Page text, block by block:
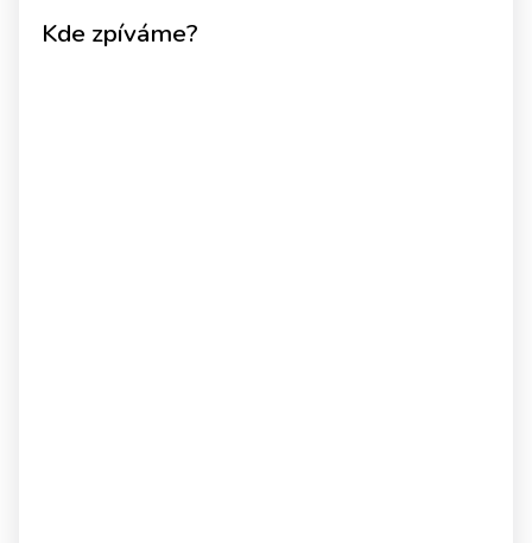
Kde zpíváme?